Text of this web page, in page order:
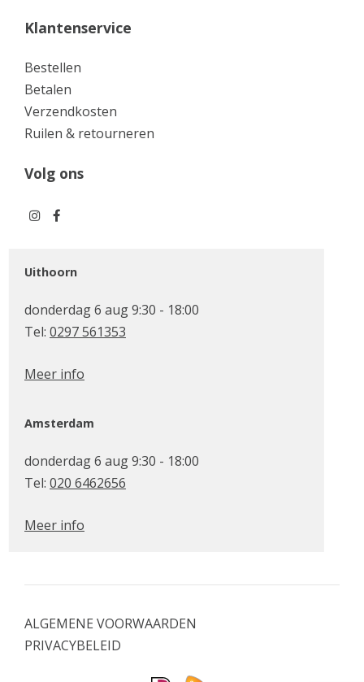
Klantenservice
Bestellen
Betalen
Verzendkosten
Ruilen & retourneren
Volg ons
Uithoorn
donderdag 6 aug 9:30 - 18:00
Tel: 0297 561353
Meer info
Amsterdam
donderdag 6 aug 9:30 - 18:00
Tel: 020 6462656
Meer info
ALGEMENE VOORWAARDEN
PRIVACYBELEID